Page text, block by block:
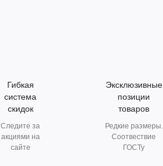
Гибкая
система
скидок
Следите за
акциями на
сайте
Эксклюзивные
позиции
товаров
Редкие размеры.
Соотвествие
ГОСТу